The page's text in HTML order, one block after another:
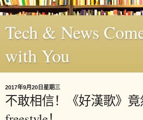
Tech & News
with You
2017年9月20日星期三
不敢相信！《好漢歌》